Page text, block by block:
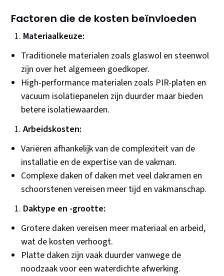
Factoren die de kosten beïnvloeden
Materiaalkeuze:
Traditionele materialen zoals glaswol en steenwol
zijn over het algemeen goedkoper.
High-performance materialen zoals PIR-platen en
vacuum isolatiepanelen zijn duurder maar bieden
betere isolatiewaarden.
Arbeidskosten:
Variëren afhankelijk van de complexiteit van de
installatie en de expertise van de vakman.
Complexe daken of daken met veel dakramen en
schoorstenen vereisen meer tijd en vakmanschap.
Daktype en -grootte:
Grotere daken vereisen meer materiaal en arbeid,
wat de kosten verhoogt.
Platte daken zijn vaak duurder vanwege de
noodzaak voor een waterdichte afwerking.